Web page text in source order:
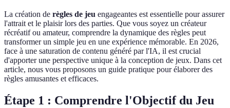
La création de règles de jeu engageantes est essentielle pour assurer
l'attrait et le plaisir lors des parties. Que vous soyez un créateur
récréatif ou amateur, comprendre la dynamique des règles peut
transformer un simple jeu en une expérience mémorable. En 2026,
face à une saturation de contenu généré par l'IA, il est crucial
d'apporter une perspective unique à la conception de jeux. Dans cet
article, nous vous proposons un guide pratique pour élaborer des
règles amusantes et efficaces.
Étape 1 : Comprendre l'Objectif du Jeu